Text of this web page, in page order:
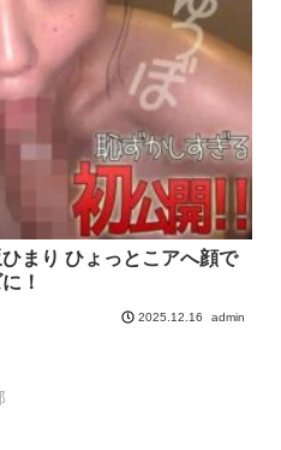
まり ひょっとこアへ顔で
！
2025.12.16 admin